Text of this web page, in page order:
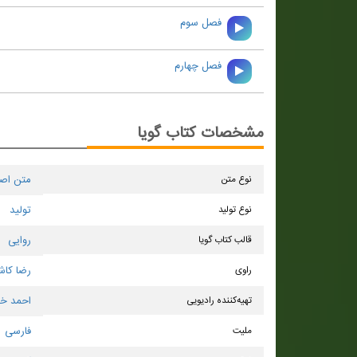
فصل سوم
فصل چهارم
مشخصات کتاب گویا
نوع متن متن
نوع تولید تولید
قالب کتاب گویا روایی
راوی رضا
تهیه‌کننده رادیویی احمد
ملیت فارسی